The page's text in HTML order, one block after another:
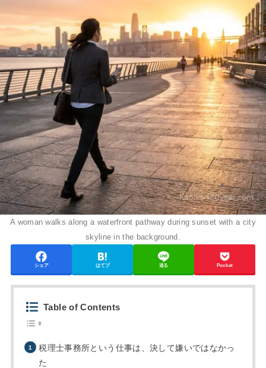
A woman walks along a waterfront pathway during sunset with a city
skyline in the background.
シェア はてブ 送る Pocket
Table of Contents
税理士事務所という仕事は、決して嫌いではなかっ
た